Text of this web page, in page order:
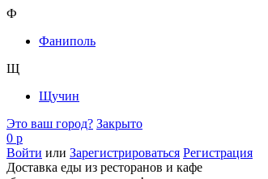
Ф
Фаниполь
Щ
Щучин
Это ваш город? Закрыто
0 р
Войти или Зарегистрироваться Регистрация
Доставка еды из ресторанов и кафе